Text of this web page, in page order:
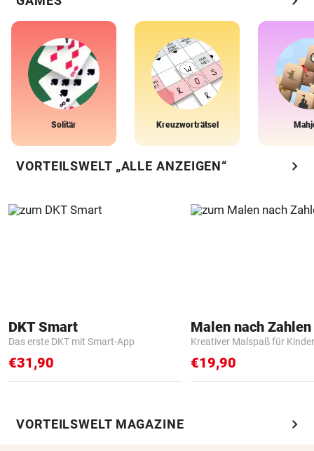
Solitär Kreuzworträtsel
VORTEILSWELT „ALLE ANZEIGEN“ chevron_right
DKT Smart
Das erste DKT mit Smart-App
€31,90
Kreativer Malspaß für Kinder
€19,90
VORTEILSWELT MAGAZINE chevron_right